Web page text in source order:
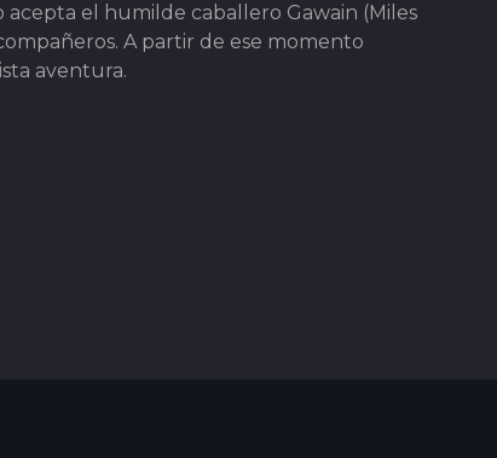
acepta el humilde caballero Gawain (Miles
A partir de ese momento
aventura.